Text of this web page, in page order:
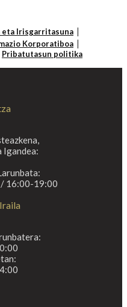
eta Irisgarritasuna
Korporatiboa
Pribatutasun politika
Igandea:
16:00-19:00